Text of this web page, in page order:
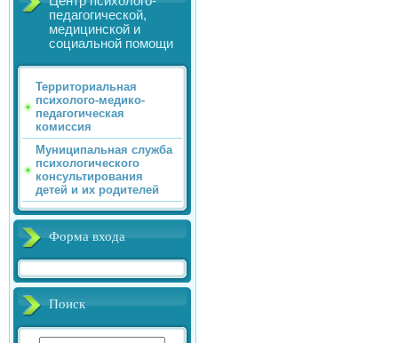
педагогической,
медицинской и
социальной помощи
Территориальная
психолого-медико-
педагогическая
комиссия
Муниципальная служба
психологического
консультирования
детей и их родителей
Форма входа
Поиск